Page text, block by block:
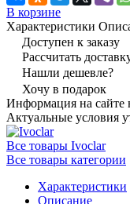
В корзине
Характеристики
Доступен к заказу
Рассчитать
Нашли дешевле?
Хочу в подарок
Информация на сайте
Актуальные условия
Все товары Ivoclar
Все товары категории
Характеристики
Описание